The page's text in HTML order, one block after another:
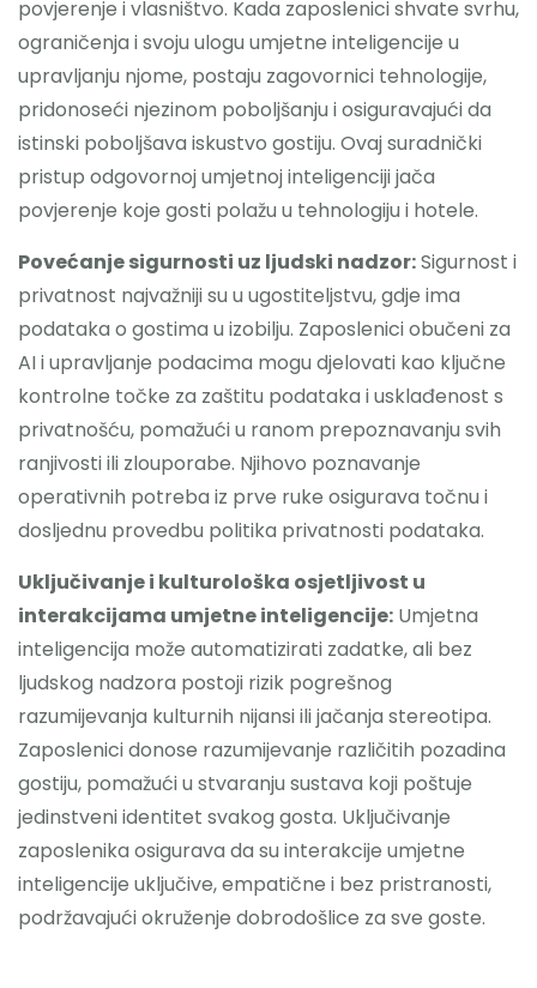
povjerenje i vlasništvo. Kada zaposlenici shvate svrhu,
ograničenja i svoju ulogu umjetne inteligencije u
upravljanju njome, postaju zagovornici tehnologije,
pridonoseći njezinom poboljšanju i osiguravajući da
istinski poboljšava iskustvo gostiju. Ovaj suradnički
pristup odgovornoj umjetnoj inteligenciji jača
povjerenje koje gosti polažu u tehnologiju i hotele.
Povećanje sigurnosti uz ljudski nadzor:Sigurnost i
privatnost najvažniji su u ugostiteljstvu, gdje ima
podataka o gostima u izobilju. Zaposlenici obučeni za
AI i upravljanje podacima mogu djelovati kao ključne
kontrolne točke za zaštitu podataka i usklađenost s
privatnošću, pomažući u ranom prepoznavanju svih
ranjivosti ili zlouporabe. Njihovo poznavanje
operativnih potreba iz prve ruke osigurava točnu i
dosljednu provedbu politika privatnosti podataka.
Uključivanje i kulturološka osjetljivost u
interakcijama umjetne inteligencije: Umjetna
inteligencija može automatizirati zadatke, ali bez
ljudskog nadzora postoji rizik pogrešnog
razumijevanja kulturnih nijansi ili jačanja stereotipa.
Zaposlenici donose razumijevanje različitih pozadina
gostiju, pomažući u stvaranju sustava koji poštuje
jedinstveni identitet svakog gosta. Uključivanje
zaposlenika osigurava da su interakcije umjetne
inteligencije uključive, empatične i bez pristranosti,
podržavajući okruženje dobrodošlice za sve goste.